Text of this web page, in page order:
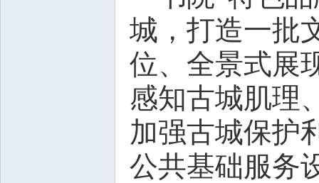
城，打造一批
位、全景式展
感知古城肌理
加强古城保护
公共基础服务